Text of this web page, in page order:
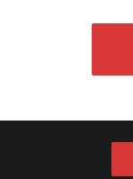
JPY 600,000 -
公開終了